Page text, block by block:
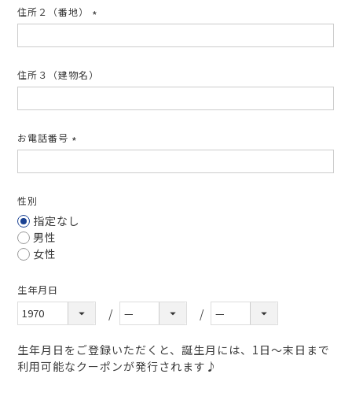
住所２（番地）
須)
住所３（建物名）
お電話番号
須)
性別
指定なし
男性
女性
生年月日
生年月日をご登録いただくと、誕生月には、1日～末日まで
利用可能なクーポンが発行されます♪